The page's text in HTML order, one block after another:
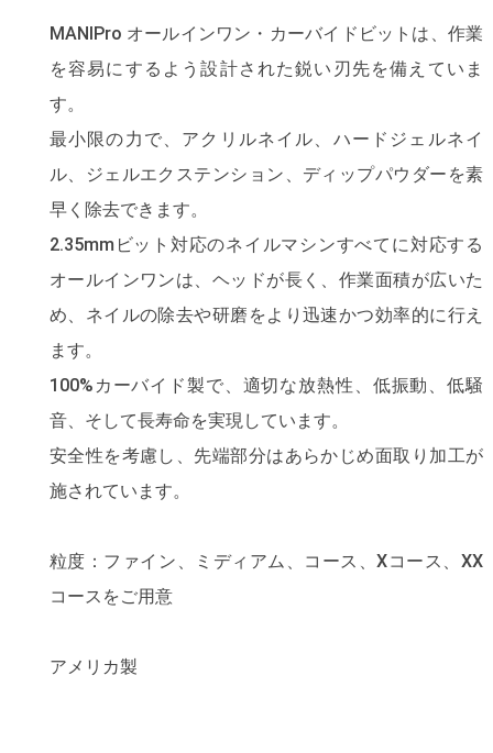
MANIPro オールインワン・カーバイドビットは、作業
を容易にするよう設計された鋭い刃先を備えていま
す。
最小限の力で、アクリルネイル、ハードジェルネイ
ル、ジェルエクステンション、ディップパウダーを素
早く除去できます。
2.35mmビット対応のネイルマシンすべてに対応する
オールインワンは、ヘッドが長く、作業面積が広いた
め、ネイルの除去や研磨をより迅速かつ効率的に行え
ます。
100%カーバイド製で、適切な放熱性、低振動、低騒
音、そして長寿命を実現しています。
安全性を考慮し、先端部分はあらかじめ面取り加工が
施されています。
粒度：ファイン、ミディアム、コース、Xコース、XX
コースをご用意
アメリカ製